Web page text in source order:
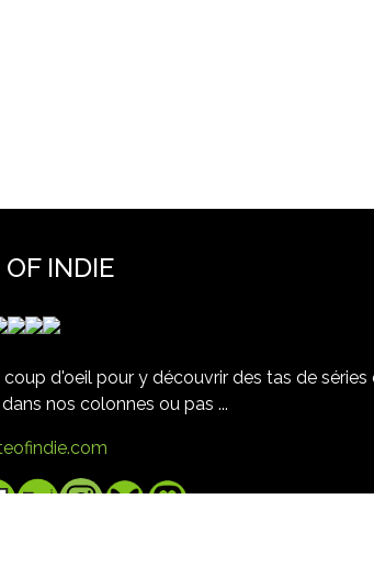
INDIE
d'oeil pour y découvrir des tas de
nos colonnes ou pas ...